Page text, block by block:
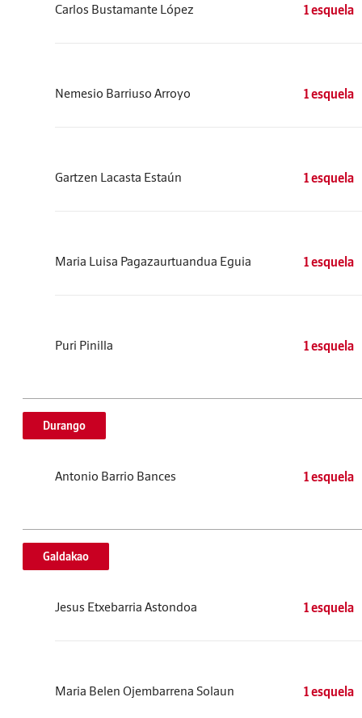
Carlos Bustamante López 1 esquela
Nemesio Barriuso Arroyo 1 esquela
Gartzen Lacasta Estaún 1 esquela
Maria Luisa Pagazaurtuandua Eguia 1 esquela
Puri Pinilla 1 esquela
Durango
Antonio Barrio Bances 1 esquela
Galdakao
Jesus Etxebarria Astondoa 1 esquela
Maria Belen Ojembarrena Solaun 1 esquela